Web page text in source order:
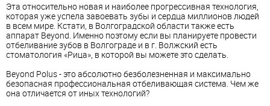
Эта относительно новая и наиболее прогрессивная технология,
которая уже успела завоевать зубы и сердца миллионов людей
в всем мире. Кстати, в Волгоградской области также есть
аппарат Beyond. Именно поэтому если вы планируете провести
отбеливание зубов в Волгограде и в г. Волжский есть
стоматология «Рица», в которой вы можете это сделать.
Beyond Polus - это абсолютно безболезненная и максимально
безопасная профессиональная отбеливающая система. Чем же
она отличается от иных технологий?